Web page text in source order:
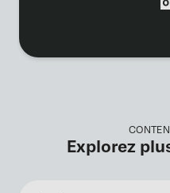
Explorez